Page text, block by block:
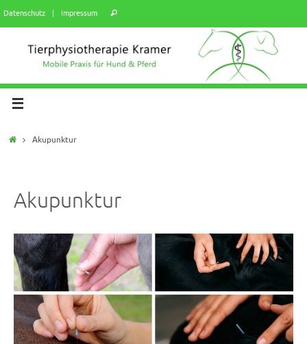
Datenschutz | Impressum
Akupunktur
Akupunktur